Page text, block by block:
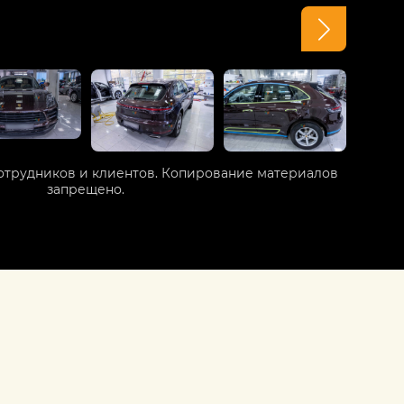
и клиентов. Копирование материалов
запрещено.